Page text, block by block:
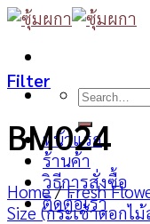
Skip
content
Search
หน้าแรก
ร้านค้า
วิธีการสั่งซื้อ
ติดต่อเรา
Filter
BM024
Home / Fresh
Size (กระเช้าดอกไ